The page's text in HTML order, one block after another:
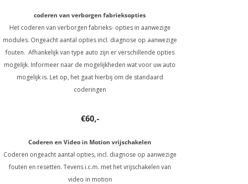
coderen van verborgen fabrieksopties
Het coderen van verborgen fabrieks- opties in aanwezige
modules. Ongeacht aantal opties incl. diagnose op aanwezige
fouten. Afhankelijk van type auto zijn er verschillende opties
mogelijk. Informeer naar de mogelijkheden wat voor uw auto
mogelijk is. Let op, het gaat hierbij om de standaard
coderingen
€60,-
Coderen en Video in Motion vrijschakelen
Coderen ongeacht aantal opties, incl. diagnose op aanwezige
fouten en resetten. Tevens i.c.m. met het vrijschakelen van
video in motion